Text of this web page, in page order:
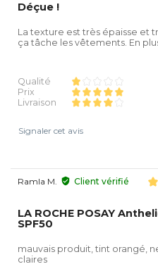
Déçue !
La texture est très épaisse et
ça tâche les vêtements. En
Qualité
Prix
Livraison
Signaler cet avis
Ramla M. Client vérifié
LA ROCHE POSAY
SPF50
mauvais produit, tint orangé,
claires